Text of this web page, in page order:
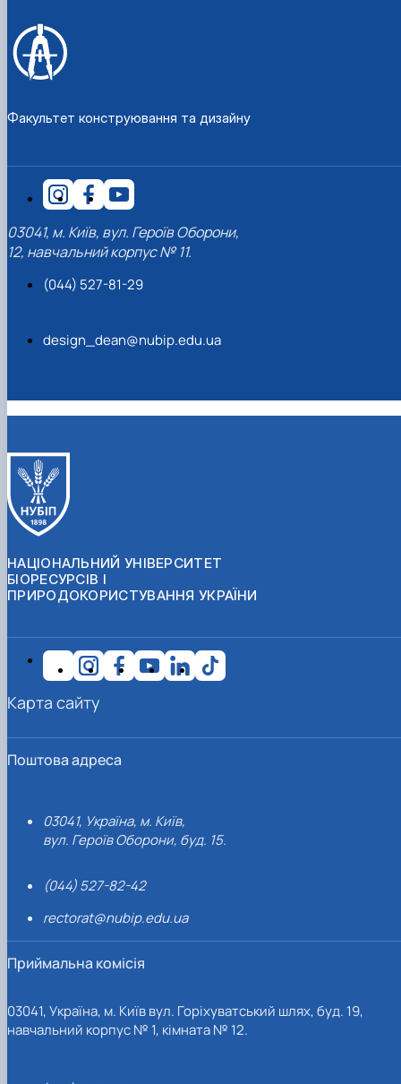
Факультет конструювання та дизайну
03041, м. Київ, вул. Героїв Оборони,
12, навчальний корпус № 11.
(044) 527-81-29
design_dean@nubip.edu.ua
НАЦІОНАЛЬНИЙ УНІВЕРСИТЕТ
БІОРЕСУРСІВ І
ПРИРОДОКОРИСТУВАННЯ УКРАЇНИ
Поштова адреса
03041, Україна, м. Київ,
вул. Героїв Оборони, буд. 15.
(044) 527-82-42
rectorat@nubip.edu.ua
Приймальна комісія
03041, Україна, м. Київ вул. Горіхуватський шлях, буд. 19,
навчальний корпус № 1, кімната № 12.
Карта сайту